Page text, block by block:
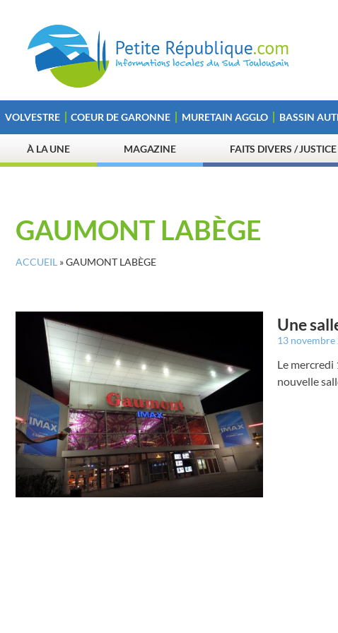
VOLVESTRE COEUR DE GARONNE MURETAIN AGGLO BASSIN
À LA UNE MAGAZINE FAITS DIVERS / JUSTICE
GAUMONT LABÈGE
ACCUEIL »GAUMONT LABÈGE
Une
13 novembre
Le mercredi
nouvelle